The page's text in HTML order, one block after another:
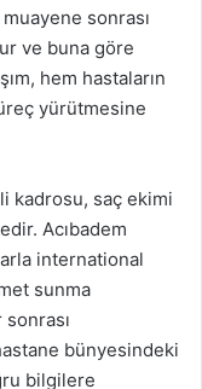
sonrası
ve buna göre
hem hastaların
yürütmesine
kadrosu, saç ekimi
Acıbadem
international
sunma
sonrası
bünyesindeki
bilgilere